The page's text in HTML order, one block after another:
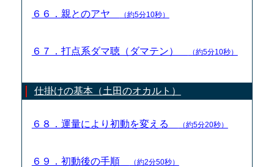
６６．親とのアヤ （約5分10秒）
６７．打点系ダマ聴（ダマテン） （約5分10秒）
仕掛けの基本（土田のオカルト）
６８．運量により初動を変える （約5分20秒）
６９．初動後の手順 （約2分50秒）